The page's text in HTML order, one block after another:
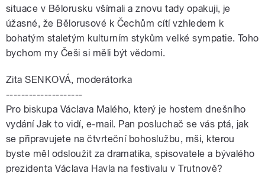
situace v Bělorusku všímali a znovu tady opakuji, je
úžasné, že Bělorusové k Čechům cítí vzhledem k
bohatým staletým kulturním stykům velké sympatie. Toho
bychom my Češi si měli být vědomi.
Zita SENKOVÁ, moderátorka
--------------------
Pro biskupa Václava Malého, který je hostem dnešního
vydání Jak to vidí, e-mail. Pan posluchač se vás ptá, jak
se připravujete na čtvrteční bohoslužbu, mši, kterou
byste měl odsloužit za dramatika, spisovatele a bývalého
prezidenta Václava Havla na festivalu v Trutnově?